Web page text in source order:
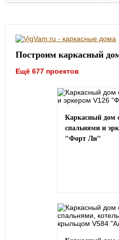
Построим каркасный
Ещё 677 проектов
Каркасный дом
спальнями и
"Форт Ли"